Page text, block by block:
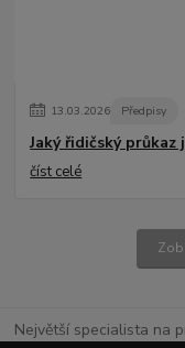
13.03.2026 Předpisy
Jaký řidičský
číst celé
Největší specialista na